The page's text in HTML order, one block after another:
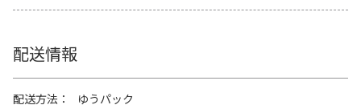
配送情報
配送方法
ゆうパック